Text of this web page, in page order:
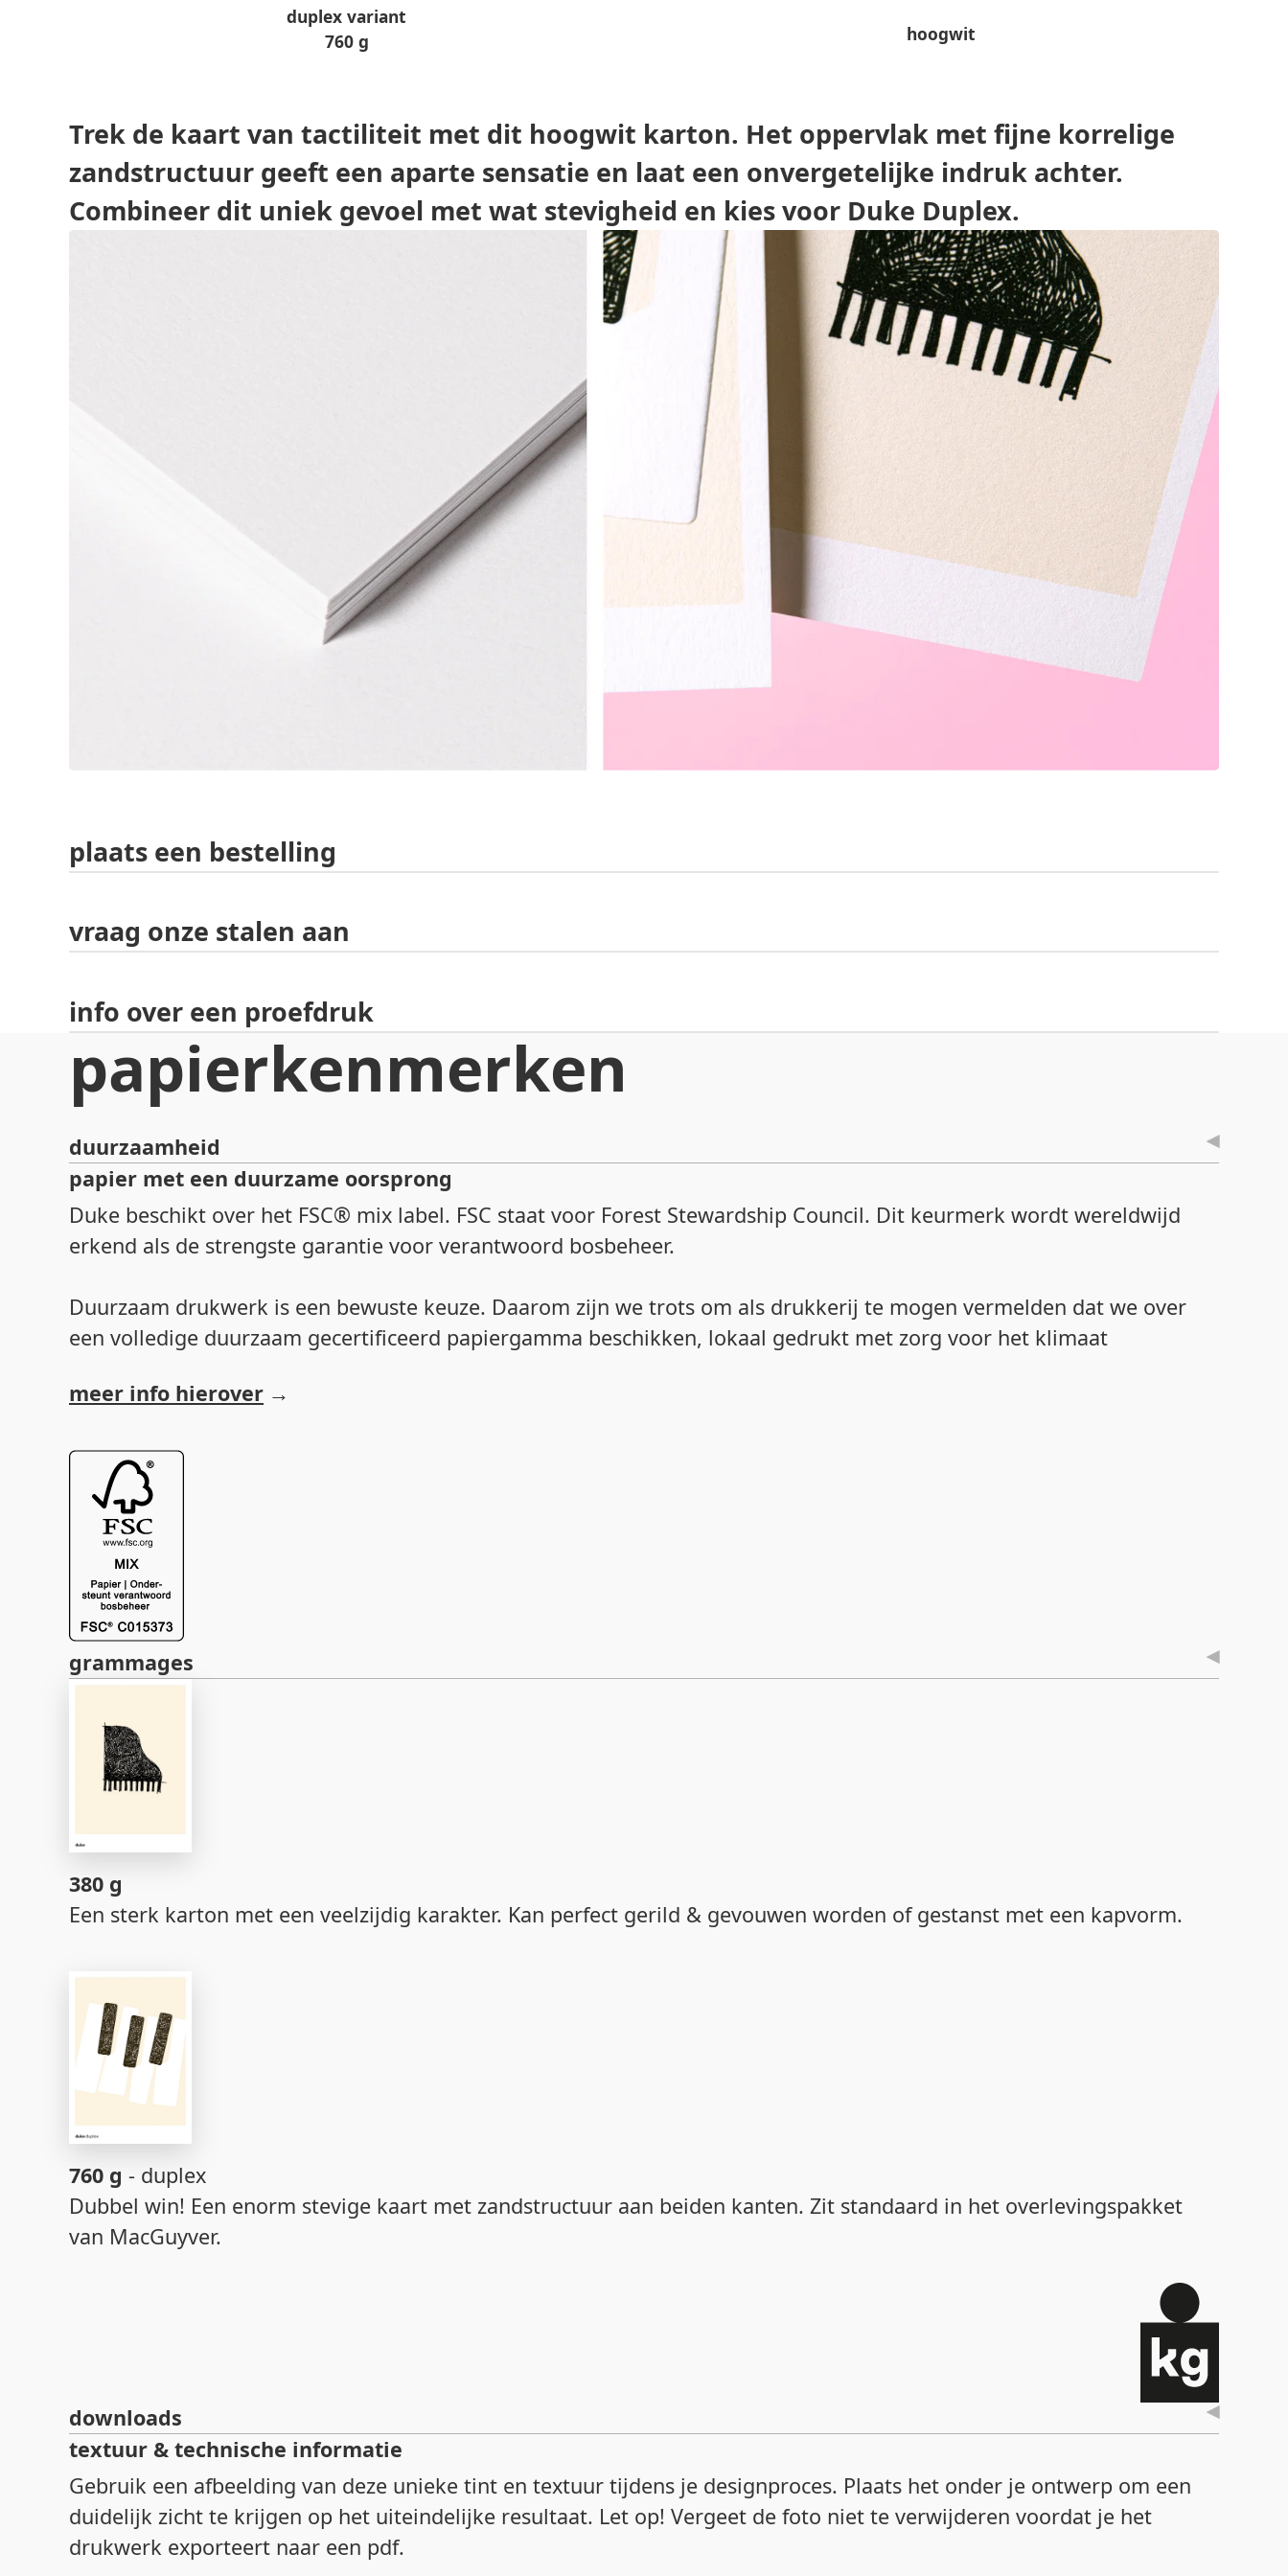
duplex variant
760 g
hoogwit
Trek de kaart van tactiliteit met dit hoogwit karton. Het oppervlak met fijne korrelige
zandstructuur geeft een aparte sensatie en laat een onvergetelijke indruk achter.
Combineer dit uniek gevoel met wat stevigheid en kies voor Duke Duplex.
plaats een bestelling
vraag onze stalen aan
info over een proefdruk
papierkenmerken
duurzaamheid
papier met een duurzame oorsprong
Duke beschikt over het FSC® mix label. FSC staat voor Forest Stewardship Council. Dit keurmerk wordt wereldwijd
erkend als de strengste garantie voor verantwoord bosbeheer.
Duurzaam drukwerk is een bewuste keuze. Daarom zijn we trots om als drukkerij te mogen vermelden dat we over
een volledige duurzaam gecertificeerd papiergamma beschikken, lokaal gedrukt met zorg voor het klimaat
meer info hierover
grammages
380 g
Een sterk karton met een veelzijdig karakter. Kan perfect gerild & gevouwen worden of gestanst met een kapvorm.
760 g - duplex
Dubbel win! Een enorm stevige kaart met zandstructuur aan beiden kanten. Zit standaard in het overlevingspakket
van MacGuyver.
downloads
textuur & technische informatie
Gebruik een afbeelding van deze unieke tint en textuur tijdens je designproces. Plaats het onder je ontwerp om een
duidelijk zicht te krijgen op het uiteindelijke resultaat. Let op! Vergeet de foto niet te verwijderen voordat je het
drukwerk exporteert naar een pdf.